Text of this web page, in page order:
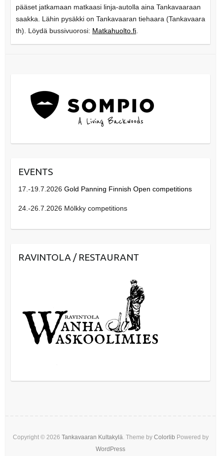
pääset jatkamaan matkaasi linja-autolla aina Tankavaaraan
saakka. Lähin pysäkki on Tankavaaran tiehaara (Tankavaara
th). Löydä bussivuorosi: Matkahuolto.fi.
EVENTS
17.-19.7.2026 Gold Panning Finnish Open competitions
24.-26.7.2026 Mölkky competitions
RAVINTOLA / RESTAURANT
Copyright © 2026 Tankavaaran Kultakylä. Theme by Colorlib Powered by
WordPress